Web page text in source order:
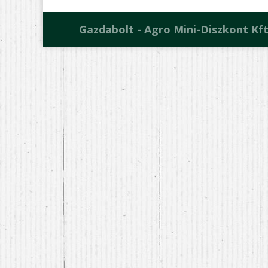
Gazdabolt - Agro Mini-Diszkont